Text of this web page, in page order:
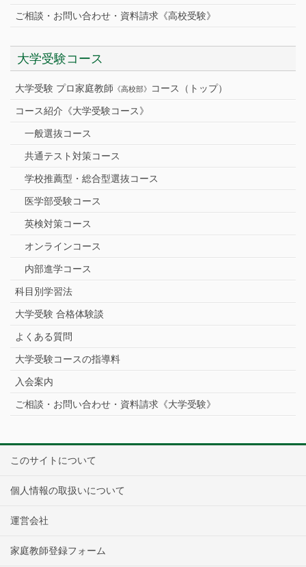
ご相談・お問い合わせ・資料請求《高校受験》
大学受験コース
大学受験 プロ家庭教師 《高校部》 コース（トップ）
コース紹介《大学受験コース》
一般選抜コース
共通テスト対策コース
学校推薦型・総合型選抜コース
医学部受験コース
英検対策コース
オンラインコース
内部進学コース
科目別学習法
大学受験 合格体験談
よくある質問
大学受験コースの指導料
入会案内
ご相談・お問い合わせ・資料請求《大学受験》
このサイトについて
個人情報の取扱いについて
運営会社
家庭教師登録フォーム